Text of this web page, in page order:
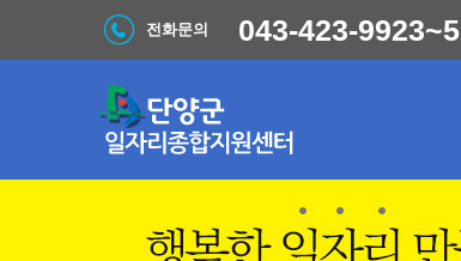
전화문의 043-423-9923~5